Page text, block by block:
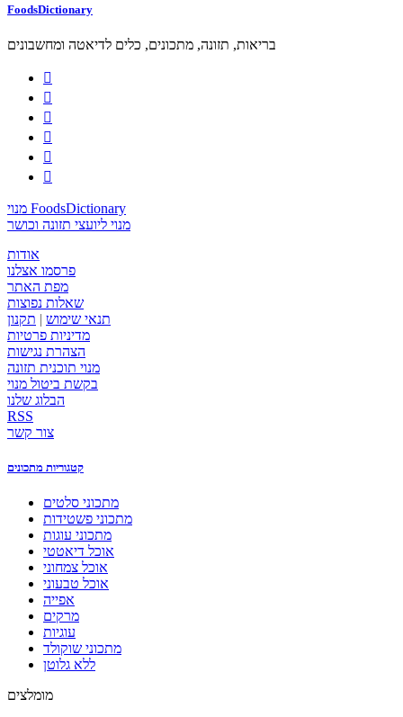
FoodsDictionary
בריאות, תזונה, מתכונים, כלים לדיאטה ומחשבונים






מנוי FoodsDictionary
מנוי ליועצי תזונה וכושר
אודות
פרסמו אצלנו
מפת האתר
שאלות נפוצות
תנאי שימוש | תקנון
מדיניות פרטיות
הצהרת נגישות
מנוי תוכנית תזונה
בקשת ביטול מנוי
הבלוג שלנו
RSS
צור קשר
קטגוריות מתכונים
מתכוני סלטים
מתכוני פשטידות
מתכוני עוגות
אוכל דיאטטי
אוכל צמחוני
אוכל טבעוני
אפייה
מרקים
עוגיות
מתכוני שוקולד
ללא גלוטן
מומלצים